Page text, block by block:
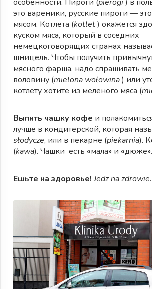
это вареники, русские пироги —
мясом. Котлета (kotlet) окажется
куском мяса, который в соседних
немецкоговорящих странах
шницель. Чтобы получить
мясного фарша, надо спрашивать
воловину (mielona wołowina) или
котлету хотите из меленого мяса (
Выпить чашку кофе и
лучше в кондитерской, которая
słodycze, или в пекарне (piekarnia).
(kawa). Чашки есть «мала» и «дюже».
Ешьте на здоровье! Jedz na zdrowie.